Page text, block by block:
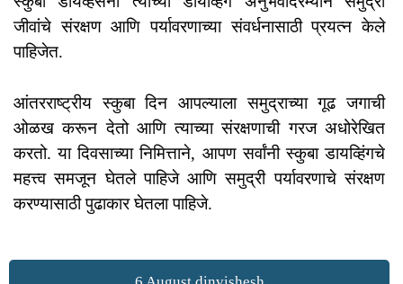
जीवांचे संरक्षण आणि पर्यावरणाच्या संवर्धनासाठी प्रयत्न केले
पाहिजेत.
आंतरराष्ट्रीय स्कुबा दिन आपल्याला समुद्राच्या गूढ जगाची
ओळख करून देतो आणि त्याच्या संरक्षणाची गरज अधोरेखित
करतो. या दिवसाच्या निमित्ताने, आपण सर्वांनी स्कुबा डायव्हिंगचे
महत्त्व समजून घेतले पाहिजे आणि समुद्री पर्यावरणाचे संरक्षण
करण्यासाठी पुढाकार घेतला पाहिजे.